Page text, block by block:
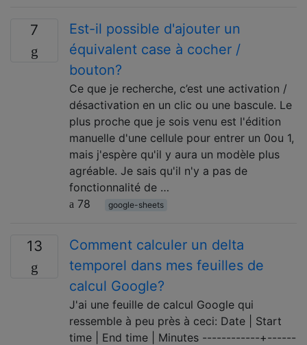
7
Est-il possible d'ajouter un
équivalent case à cocher /
bouton?
Ce que je recherche, c’est une activation /
désactivation en un clic ou une bascule. Le
plus proche que je sois venu est l'édition
manuelle d'une cellule pour entrer un 0ou 1,
mais j'espère qu'il y aura un modèle plus
agréable. Je sais qu'il n'y a pas de
fonctionnalité de …
78
google-sheets
13
Comment calculer un delta
temporel dans mes feuilles de
calcul Google?
J'ai une feuille de calcul Google qui
ressemble à peu près à ceci: Date | Start
time | End time | Minutes ------------+------